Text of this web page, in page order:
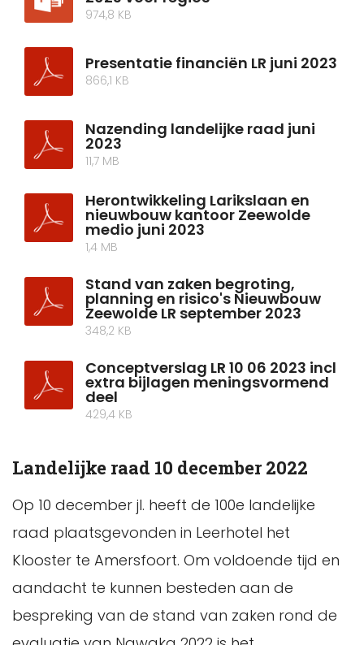
974,8 KB
Presentatie financiën LR juni 2023
866,1 KB
Nazending landelijke raad juni
2023
11,7 MB
Herontwikkeling Larikslaan en
nieuwbouw kantoor Zeewolde
medio juni 2023
1,4 MB
Stand van zaken begroting,
planning en risico's Nieuwbouw
Zeewolde LR september 2023
348,2 KB
Conceptverslag LR 10 06 2023 incl
extra bijlagen meningsvormend
deel
429,4 KB
Landelijke raad 10 december 2022
Op 10 december jl. heeft de 100e landelijke
raad plaatsgevonden in Leerhotel het
Klooster te Amersfoort. Om voldoende tijd en
aandacht te kunnen besteden aan de
bespreking van de stand van zaken rond de